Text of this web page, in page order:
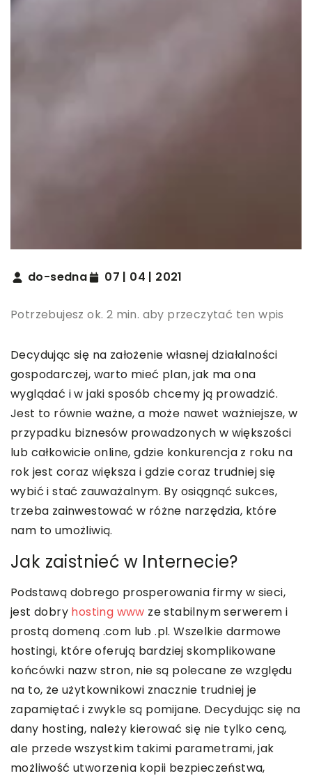
do-sedna 07 | 04 | 2021
Potrzebujesz ok. 2 min. aby przeczytać ten wpis
Decydując się na założenie własnej działalności
gospodarczej, warto mieć plan, jak ma ona
wyglądać i w jaki sposób chcemy ją prowadzić.
Jest to równie ważne, a może nawet ważniejsze, w
przypadku biznesów prowadzonych w większości
lub całkowicie online, gdzie konkurencja z roku na
rok jest coraz większa i gdzie coraz trudniej się
wybić i stać zauważalnym. By osiągnąć sukces,
trzeba zainwestować w różne narzędzia, które
nam to umożliwią.
Jak zaistnieć w Internecie?
Podstawą dobrego prosperowania firmy w sieci,
jest dobry hosting www ze stabilnym serwerem i
prostą domeną .com lub .pl. Wszelkie darmowe
hostingi, które oferują bardziej skomplikowane
końcówki nazw stron, nie są polecane ze względu
na to, że użytkownikowi znacznie trudniej je
zapamiętać i zwykle są pomijane. Decydując się na
dany hosting, należy kierować się nie tylko ceną,
ale przede wszystkim takimi parametrami, jak
możliwość utworzenia kopii bezpieczeństwa,